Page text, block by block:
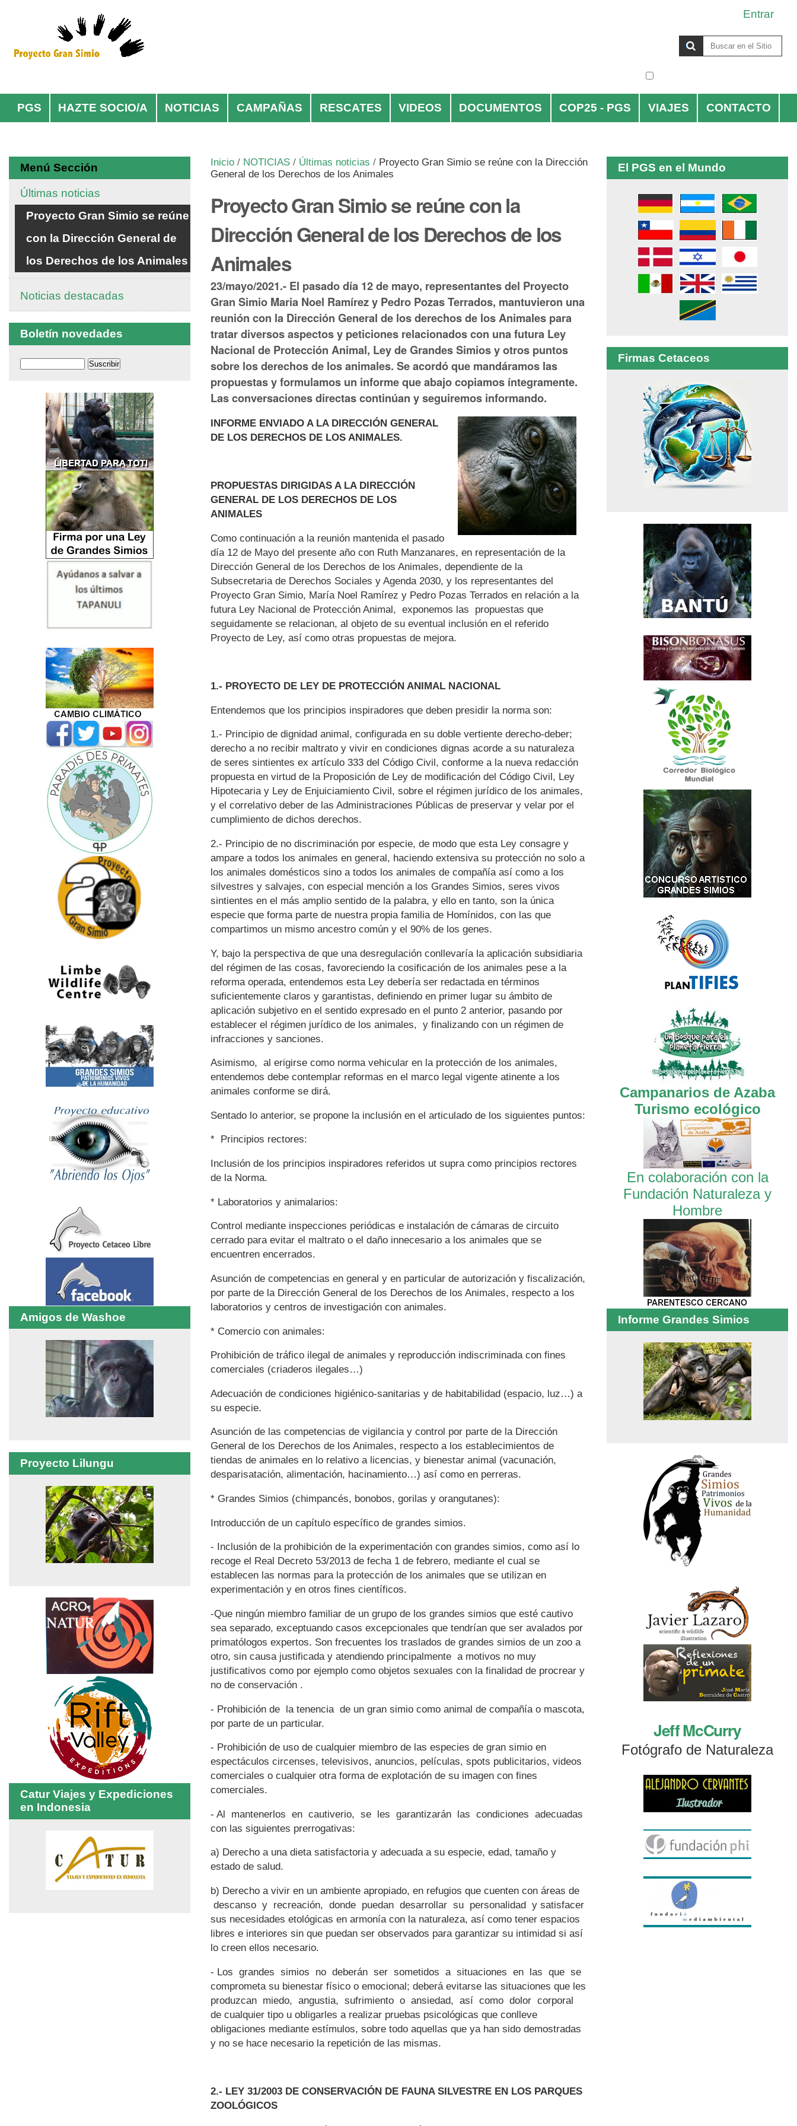
contenido.
a
navegación
Personales
Entrar
Avanzada…
Navegación
PGS HAZTE SOCIO/A NOTICIAS CAMPAÑAS RESCATES VIDEOS DOCUMENTOS COP25 - PGS VIAJES CONTACTO
Inicio / NOTICIAS / Últimas noticias / Proyecto Gran Simio se reúne con la Dirección
General de los Derechos de los Animales
Proyecto Gran Simio se reúne con la
Dirección General de los Derechos de los
Animales
23/mayo/2021.- El pasado día 12 de mayo, representantes del Proyecto
Gran Simio Maria Noel Ramírez y Pedro Pozas Terrados, mantuvieron una
reunión con la Dirección General de los derechos de los Animales para
tratar diversos aspectos y peticiones relacionados con una futura Ley
Nacional de Protección Animal, Ley de Grandes Simios y otros puntos
sobre los derechos de los animales. Se acordó que mandáramos las
propuestas y formulamos un informe que abajo copiamos íntegramente.
Las conversaciones directas continúan y seguiremos informando.
INFORME ENVIADO A LA DIRECCIÓN GENERAL
DE LOS DERECHOS DE LOS ANIMALES.
PROPUESTAS DIRIGIDAS A LA DIRECCIÓN
GENERAL DE LOS DERECHOS DE LOS
ANIMALES
Como continuación a la reunión mantenida el pasado
día 12 de Mayo del presente año con Ruth Manzanares, en representación de la
Dirección General de los Derechos de los Animales, dependiente de la
Subsecretaria de Derechos Sociales y Agenda 2030, y los representantes del
Proyecto Gran Simio, María Noel Ramírez y Pedro Pozas Terrados en relación a la
futura Ley Nacional de Protección Animal, exponemos las propuestas que
seguidamente se relacionan, al objeto de su eventual inclusión en el referido
Proyecto de Ley, así como otras propuestas de mejora.
1.- PROYECTO DE LEY DE PROTECCIÓN ANIMAL NACIONAL
Entendemos que los principios inspiradores que deben presidir la norma son:
1.- Principio de dignidad animal, configurada en su doble vertiente derecho-deber;
derecho a no recibir maltrato y vivir en condiciones dignas acorde a su naturaleza
de seres sintientes ex artículo 333 del Código Civil, conforme a la nueva redacción
propuesta en virtud de la Proposición de Ley de modificación del Código Civil, Ley
Hipotecaria y Ley de Enjuiciamiento Civil, sobre el régimen jurídico de los animales,
y el correlativo deber de las Administraciones Públicas de preservar y velar por el
cumplimiento de dichos derechos.
2.- Principio de no discriminación por especie, de modo que esta Ley consagre y
ampare a todos los animales en general, haciendo extensiva su protección no solo a
los animales domésticos sino a todos los animales de compañía así como a los
silvestres y salvajes, con especial mención a los Grandes Simios, seres vivos
sintientes en el más amplio sentido de la palabra, y ello en tanto, son la única
especie que forma parte de nuestra propia familia de Homínidos, con las que
compartimos un mismo ancestro común y el 90% de los genes.
Y, bajo la perspectiva de que una desregulación conllevaría la aplicación subsidiaria
del régimen de las cosas, favoreciendo la cosificación de los animales pese a la
reforma operada, entendemos esta Ley debería ser redactada en términos
suficientemente claros y garantistas, definiendo en primer lugar su ámbito de
aplicación subjetivo en el sentido expresado en el punto 2 anterior, pasando por
establecer el régimen jurídico de los animales, y finalizando con un régimen de
infracciones y sanciones.
Asimismo, al erigirse como norma vehicular en la protección de los animales,
entendemos debe contemplar reformas en el marco legal vigente atinente a los
animales conforme se dirá.
Sentado lo anterior, se propone la inclusión en el articulado de los siguientes puntos:
* Principios rectores:
Inclusión de los principios inspiradores referidos ut supra como principios rectores
de la Norma.
* Laboratorios y animalarios:
Control mediante inspecciones periódicas e instalación de cámaras de circuito
cerrado para evitar el maltrato o el daño innecesario a los animales que se
encuentren encerrados.
Asunción de competencias en general y en particular de autorización y fiscalización,
por parte de la Dirección General de los Derechos de los Animales, respecto a los
laboratorios y centros de investigación con animales.
* Comercio con animales:
Prohibición de tráfico ilegal de animales y reproducción indiscriminada con fines
comerciales (criaderos ilegales…)
Adecuación de condiciones higiénico-sanitarias y de habitabilidad (espacio, luz…) a
su especie.
Asunción de las competencias de vigilancia y control por parte de la Dirección
General de los Derechos de los Animales, respecto a los establecimientos de
tiendas de animales en lo relativo a licencias, y bienestar animal (vacunación,
desparisatación, alimentación, hacinamiento…) así como en perreras.
* Grandes Simios (chimpancés, bonobos, gorilas y orangutanes):
Introducción de un capítulo específico de grandes simios.
- Inclusión de la prohibición de la experimentación con grandes simios, como así lo
recoge el Real Decreto 53/2013 de fecha 1 de febrero, mediante el cual se
establecen las normas para la protección de los animales que se utilizan en
experimentación y en otros fines científicos.
-Que ningún miembro familiar de un grupo de los grandes simios que esté cautivo
sea separado, exceptuando casos excepcionales que tendrían que ser avalados por
primatólogos expertos. Son frecuentes los traslados de grandes simios de un zoo a
otro, sin causa justificada y atendiendo principalmente a motivos no muy
justificativos como por ejemplo como objetos sexuales con la finalidad de procrear y
no de conservación .
- Prohibición de la tenencia de un gran simio como animal de compañía o mascota,
por parte de un particular.
- Prohibición de uso de cualquier miembro de las especies de gran simio en
espectáculos circenses, televisivos, anuncios, películas, spots publicitarios, videos
comerciales o cualquier otra forma de explotación de su imagen con fines
comerciales.
- Al mantenerlos en cautiverio, se les garantizarán las condiciones adecuadas
con las siguientes prerrogativas:
a) Derecho a una dieta satisfactoria y adecuada a su especie, edad, tamaño y
estado de salud.
b) Derecho a vivir en un ambiente apropiado, en refugios que cuenten con áreas de
descanso y recreación, donde puedan desarrollar su personalidad y satisfacer
sus necesidades etológicas en armonía con la naturaleza, así como tener espacios
libres e interiores sin que puedan ser observados para garantizar su intimidad si así
lo creen ellos necesario.
- Los grandes simios no deberán ser sometidos a situaciones en las que se
comprometa su bienestar físico o emocional; deberá evitarse las situaciones que les
produzcan miedo, angustia, sufrimiento o ansiedad, así como dolor corporal
de cualquier tipo u obligarles a realizar pruebas psicológicas que conlleve
obligaciones mediante estímulos, sobre todo aquellas que ya han sido demostradas
y no se hace necesario la repetición de las mismas.
2.- LEY 31/2003 DE CONSERVACIÓN DE FAUNA SILVESTRE EN LOS PARQUES
ZOOLÓGICOS
Menú Sección
Últimas noticias
Proyecto Gran Simio se reúne
con la Dirección General de
los Derechos de los Animales
Noticias destacadas
Boletín novedades
Amigos de Washoe
Proyecto Lilungu
Catur Viajes y Expediciones
en Indonesia
El PGS en el Mundo
Firmas Cetaceos
Campanarios de Azaba
Turismo ecológico
En colaboración con la
Fundación Naturaleza y
Hombre
Informe Grandes Simios
Jeff McCurry
Fotógrafo de Naturaleza